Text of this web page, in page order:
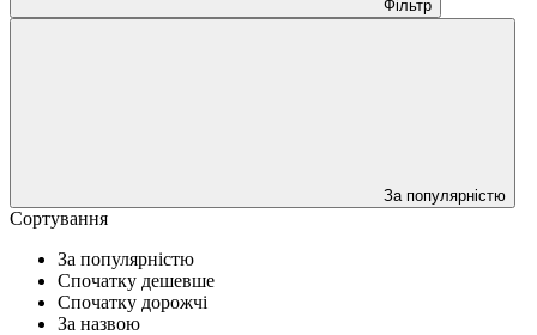
Фільтр
За популярністю
Сортування
За популярністю
Спочатку дешевше
Спочатку дорожчі
За назвою